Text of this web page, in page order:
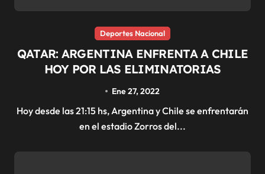
Deportes Nacional
QATAR: ARGENTINA ENFRENTA A CHILE
HOY POR LAS ELIMINATORIAS
Ene 27, 2022
Hoy desde las 21:15 hs, Argentina y Chile se enfrentarán
en el estadio Zorros del...